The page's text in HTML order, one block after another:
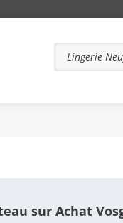
sur Achat